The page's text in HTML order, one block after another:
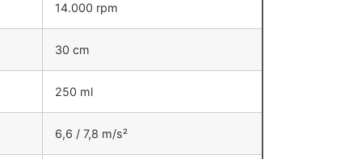
14.000 rpm
30 cm
250 ml
6,6 / 7,8 m/s²